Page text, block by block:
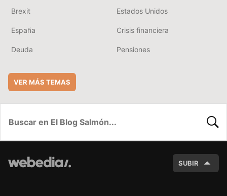
Brexit Estados Unidos
España Crisis financiera
Deuda Pensiones
VER MÁS TEMAS
SUBIR